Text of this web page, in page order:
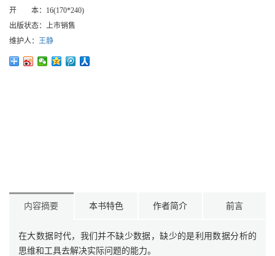
开 本： 16(170*240)
出版状态： 上市销售
维护人： 王静
内容摘要 本书特色 作者简介 前言
在大数据时代，我们并不缺少数据，缺少的是利用数据分析的
思维和工具去解决实际问题的能力。